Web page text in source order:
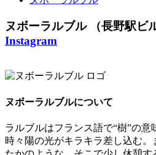
ヌボーラルブル
（長野駅ビ
Instagram
ヌボーラルブルについて
ラルブルはフランス語で“樹”の意
時々陽の光がキラキラ差し込む。